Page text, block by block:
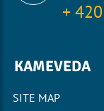
+
KAMEVEDA
SITE MAP